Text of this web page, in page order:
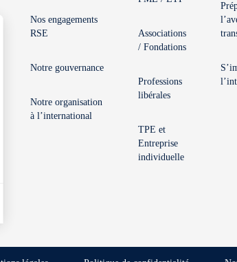
Nos engagements
RSE
Notre gouvernance
Notre organisation
à l’international
Associations
/ Fondations
Professions
libérales
TPE et
Entreprise
individuelle